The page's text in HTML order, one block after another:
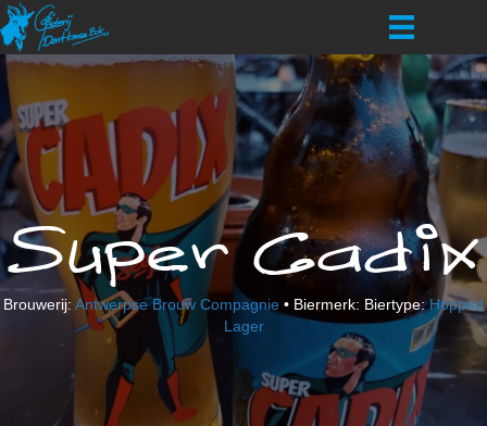
Super Cadix
Brouwerij: Antwerpse Brouw Compagnie • Biermerk: Biertype:Hopped
Lager